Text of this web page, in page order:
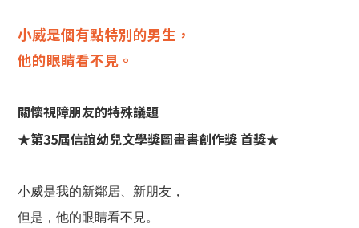
小威是個有點特別的男生，
他的眼睛看不見。
關懷視障朋友的特殊議題
★第35屆信誼幼兒文學獎圖畫書創作獎 首獎★
小威是我的新鄰居、新朋友，
但是，他的眼睛看不見。